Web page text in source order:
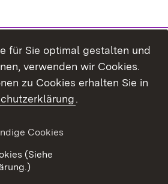
für Sie optimal gestalten und
verwenden wir Cookies.
zu Cookies erhalten Sie in
.
Cookies
(Siehe